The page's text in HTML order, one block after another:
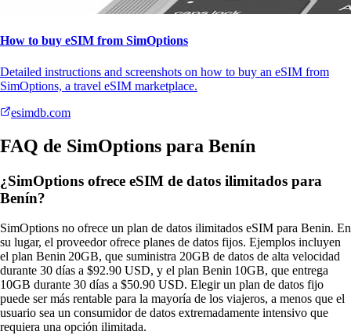
How to buy eSIM from SimOptions
Detailed instructions and screenshots on how to buy an eSIM from
SimOptions, a travel eSIM marketplace.
esimdb.com
FAQ de SimOptions para Benín
¿SimOptions ofrece eSIM de datos ilimitados para
Benín?
SimOptions no ofrece un plan de datos ilimitados eSIM para Benin. En
su lugar, el proveedor ofrece planes de datos fijos. Ejemplos incluyen
el plan Benin 20GB, que suministra 20GB de datos de alta velocidad
durante 30 días a $92.90 USD, y el plan Benin 10GB, que entrega
10GB durante 30 días a $50.90 USD. Elegir un plan de datos fijo
puede ser más rentable para la mayoría de los viajeros, a menos que el
usuario sea un consumidor de datos extremadamente intensivo que
requiera una opción ilimitada.